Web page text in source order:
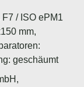
/ ISO ePM1
mm,
geschäumt